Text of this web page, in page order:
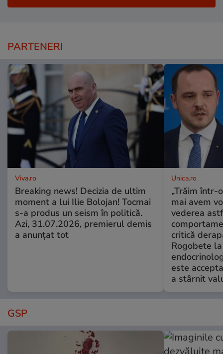
PARTENERI
Viva.ro
Breaking news! Decizia de ultim
moment a lui Ilie Bolojan! Tocmai
s-a produs un seism în politică.
Azi, 31.07.2026, premierul demis
a anunțat tot
Unica.ro
„Trăim într-
mai avem
vederea
critică
Rogobete
este
a stârnit
GSP